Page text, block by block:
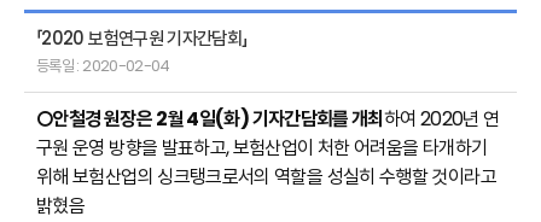
「2020 보험연구원 기자간담회」
등록일 : 2020-02-04
○안철경 원장은2월 4일(화) 기자간담회를 개최하여 2020년 연
구원 운영 방향을 발표하고, 보험산업이 처한 어려움을 타개하기
위해 보험산업의 싱크탱크로서의 역할을 성실히 수행할 것이라고
밝혔음